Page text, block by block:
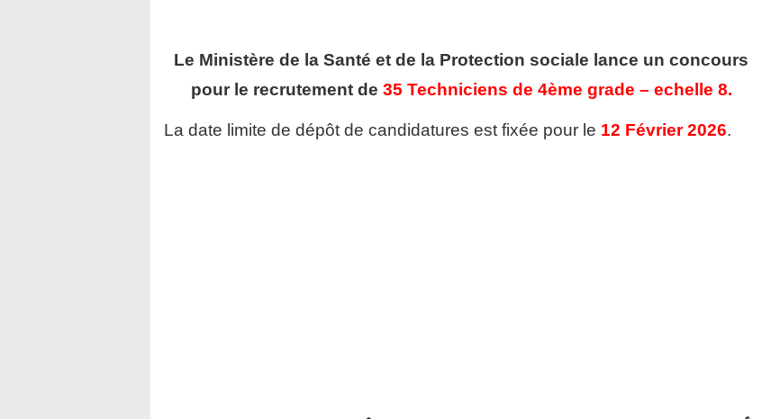
Le Ministère de la Santé et de la Protection sociale lance un concours
pour le recrutement de 35 Techniciens de 4ème grade – echelle 8.
La date limite de dépôt de candidatures est fixée pour le 12 Février 2026.